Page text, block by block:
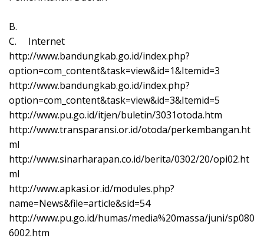
B.
C.
Internet
http://www.bandungkab.go.id/index.php?
option=com_content&task=view&id=1&Itemid=3
http://www.bandungkab.go.id/index.php?
option=com_content&task=view&id=3&Itemid=5
http://www.pu.go.id/itjen/buletin/3031otoda.htm
http://www.transparansi.or.id/otoda/perkembangan.ht
ml
http://www.sinarharapan.co.id/berita/0302/20/opi02.ht
ml
http://www.apkasi.or.id/modules.php?
name=News&file=article&sid=54
http://www.pu.go.id/humas/media%20massa/juni/sp080
6002.htm